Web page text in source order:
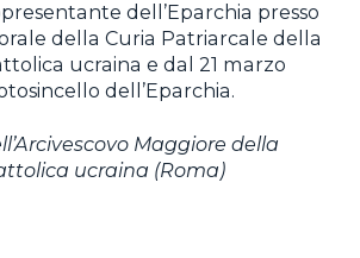
dell’Eparchia presso
della Curia Patriarcale della
ucraina e dal 21 marzo
dell’Eparchia.
Maggiore della
ucraina (Roma)